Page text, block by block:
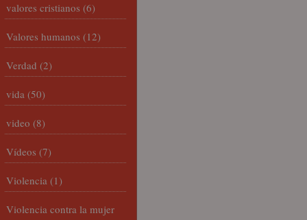
valores cristianos (6)
Valores humanos (12)
Verdad (2)
vida (50)
video (8)
Vídeos (7)
Violencia (1)
Violencia contra la mujer